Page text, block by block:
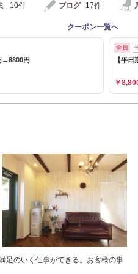
10件 ブログ 17件
クーポン一覧へ
→8800円
全員
【平
￥
足のいく仕事ができる。お客様の事